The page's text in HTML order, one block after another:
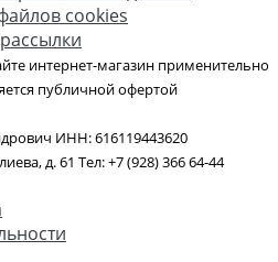
cookies
интернет-магазин применительно
публичной офертой
ИНН: 616119443620
д. 61 Тел: +7 (928) 366 64-44